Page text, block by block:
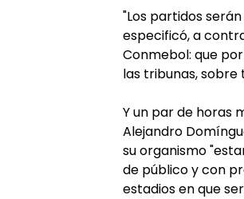
"Los partidos
especificó, a
Conmebol: que
las tribunas,
Y un par de horas
Alejandro
su organismo
de público y con
estadios en que